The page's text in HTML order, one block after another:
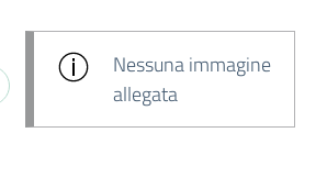
Nessuna immagine
allegata